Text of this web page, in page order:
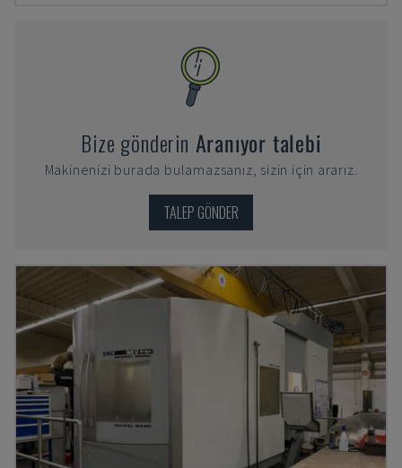
Bize gönderin Aranıyor talebi
Makinenizi burada bulamazsanız, sizin için ararız.
TALEP GÖNDER